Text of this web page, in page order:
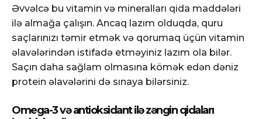
Əvvəlcə bu vitamin və mineralları qida maddələri
ilə almağa çalışın. Ancaq lazım olduqda, quru
saçlarınızı təmir etmək və qorumaq üçün vitamin
əlavələrindən istifadə etməyiniz lazım ola bilər.
Saçın daha sağlam olmasına kömək edən dəniz
protein əlavələrini də sınaya bilərsiniz.
Omega-3 və antioksidant ilə zəngin qidaları